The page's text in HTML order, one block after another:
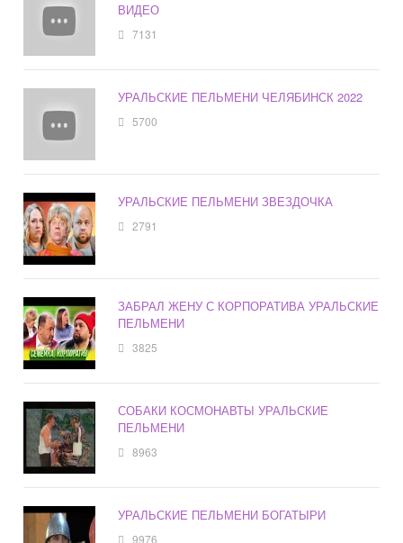
ВИДЕО
7131
УРАЛЬСКИЕ ПЕЛЬМЕНИ ЧЕЛЯБИНСК 2022
5700
УРАЛЬСКИЕ ПЕЛЬМЕНИ ЗВЕЗДОЧКА
2791
ЗАБРАЛ ЖЕНУ С КОРПОРАТИВА УРАЛЬСКИЕ
ПЕЛЬМЕНИ
3825
СОБАКИ КОСМОНАВТЫ УРАЛЬСКИЕ
ПЕЛЬМЕНИ
8963
УРАЛЬСКИЕ ПЕЛЬМЕНИ БОГАТЫРИ
9976